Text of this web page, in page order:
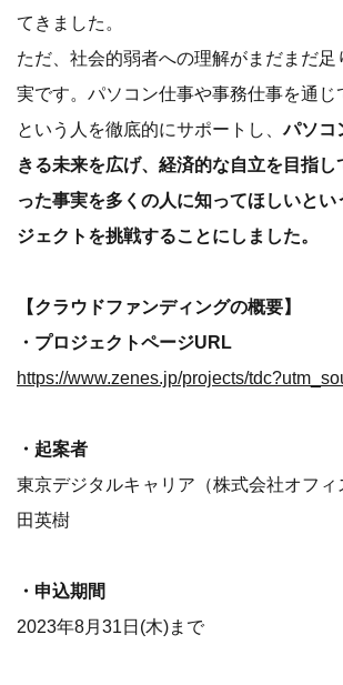
てきました。
ただ、社会的弱者への理解がまだまだ
実です。パソコン仕事や事務仕事を通じ
という人を徹底的にサポートし、パソコ
きる未来を広げ、経済的な自立を目指
った事実を多くの人に知ってほしいとい
ジェクトを挑戦することにしました。
【クラウドファンディングの概要】
・プロジェクトページURL
・起案者
東京デジタルキャリア（株式会社オフ
田英樹
・申込期間
2023年8月31日(木)まで